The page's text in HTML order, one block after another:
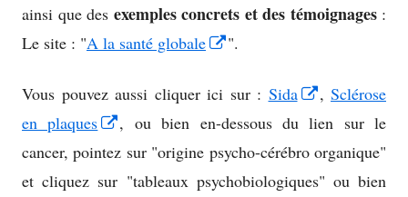
ainsi que des exemples concrets et des témoignages:
Le site : "A la santé globale
Opens
a
new
window
".
Vous pouvez aussi cliquer ici sur : Sida
Opens
in
a
new
, Sclérose
en plaques
Opens
in
, ou bien en-dessous du lien sur le
cancer, pointez sur "origine psycho-cérébro organique"
et cliquez sur "tableaux psychobiologiques" ou bien